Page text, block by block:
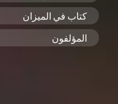
كتاب في الميزان
المؤلفون